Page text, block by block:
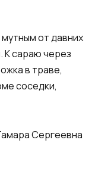
от давних
К сараю через
в траве,
соседки,
Сергеевна